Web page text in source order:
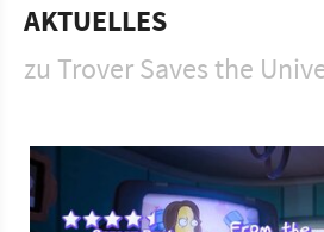
Virtual-Reality-Headset gespielt
Spiel PC PlayStation 4 PlayStation
Trover Saves the Universe
Squanch
AKTUELLES
zu Trover Saves the